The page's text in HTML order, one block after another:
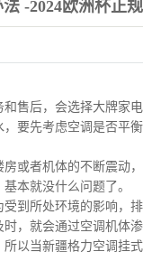
-2024欧洲杯正
售后，会选择大牌家电
要先考虑空调是否平
或者机体的不断震动
本就没什么问题了。
到所处环境的影响，
，就会通过空调机体
以当新疆格力空调挂